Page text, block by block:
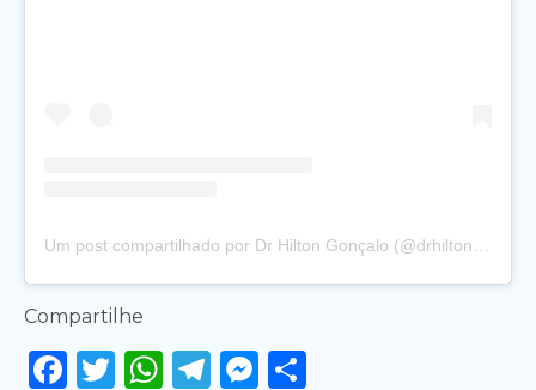
Compartilhe
Facebook
Twitter
WhatsApp
Telegram
Messenger